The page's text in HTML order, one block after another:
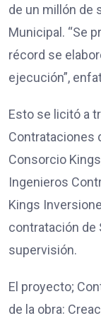
de un millón de
Municipal. “Se
récord se
ejecución”,
Esto se licitó a
Contrataciones
Consorcio
Ingenieros
Kings
contratación de
supervisión.
El proyecto;
de la obra: